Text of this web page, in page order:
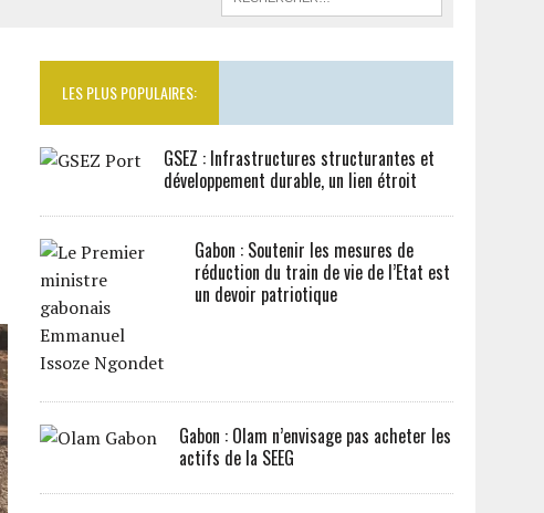
LES PLUS POPULAIRES:
GSEZ : Infrastructures structurantes et
développement durable, un lien étroit
Gabon : Soutenir les mesures de
réduction du train de vie de l’Etat est
un devoir patriotique
Gabon : Olam n’envisage pas acheter les
actifs de la SEEG